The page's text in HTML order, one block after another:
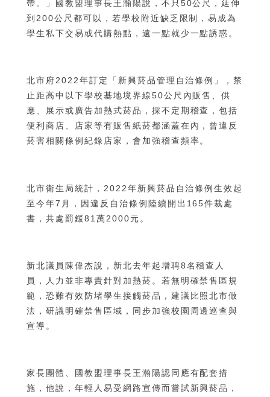
帶。」國教盟理事長王瀚陽說，不只50公尺，延伸
到200公尺都可以，若學校附近缺乏限制，易成為
學生私下交易或代購熱點，遠一點就少一點誘惑。
北市府2022年訂定「新興菸品管理自治條例」，禁
止距高中以下學校基地境界線50公尺內販售、供
應、展示或廣告加熱式菸品，採不定期稽查，包括
便利商店、店家等有販售紙菸都涵蓋在內，曾違反
菸害相關條例紀錄店家，會加強稽查頻率。
北市衛生局統計，2022年新興菸品自治條例生效起
至今年7月，因違反自治條例陸續開出165件裁處
書，共處罰鍰81萬2000元。
新北議員陳偉杰說，新北去年起增聘8名稽查人
員，人力並非專責針對加熱菸。若無明確禁售區規
範，恐難有效防堵學生接觸菸品，建議比照北市做
法，研議明確禁售區域，同步加強校園周邊巡查與
宣導。
家長團體、國教盟理事長王瀚陽認同應有配套措
施，他說，年輕人易受網路宣傳而嘗試新興菸品，